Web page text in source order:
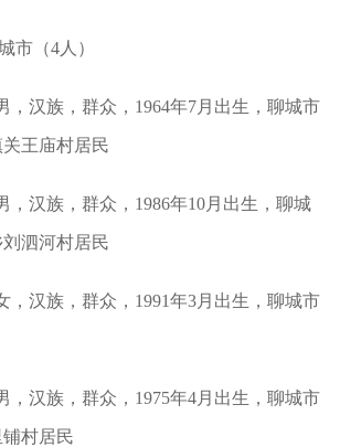
市（4人）
，汉族，群众，1964年7月出生，聊城市
王庙村居民
，汉族，群众，1986年10月出生，聊城
泗河村居民
，汉族，群众，1991年3月出生，聊城市
，汉族，群众，1975年4月出生，聊城市
村居民